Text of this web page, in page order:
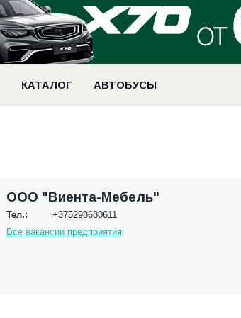
КАТАЛОГ АВТОБУСЫ
ООО "Виента-Мебель"
Тел.:
+375298680611
Все вакансии предприятия